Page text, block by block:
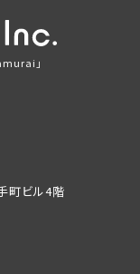
」
町ビル4階